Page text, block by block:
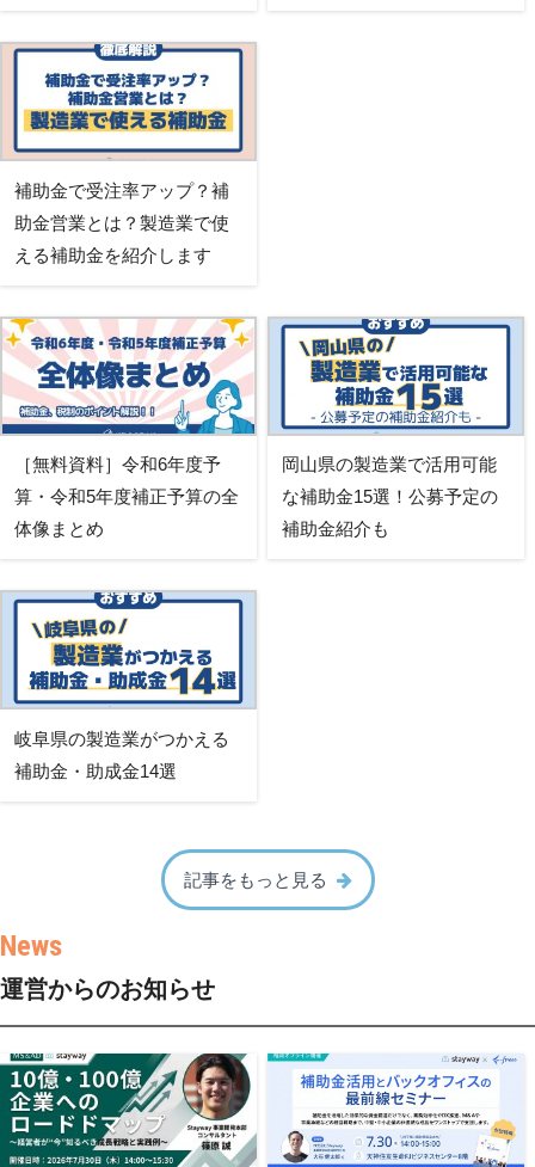
補助金で受注率アップ？補
助金営業とは？製造業で使
える補助金を紹介します
［無料資料］令和6年度予
算・令和5年度補正予算の全
体像まとめ
岡山県の製造業で活用可能
な補助金15選！公募予定の
補助金紹介も
岐阜県の製造業がつかえる
補助金・助成金14選
記事をもっと見る
運営からのお知らせ